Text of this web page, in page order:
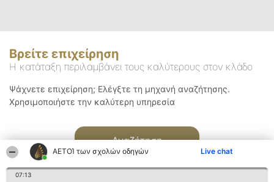
ΑΕΤΟΊ των σχολών οδηγών Live chat
07:13
Βρείτε επιχείρηση
Η κατάταξη περιλαμβάνει τους καλύτερους στον κλάδο
Ψάχνετε επιχείρηση; Ελέγξτε τη μηχανή αναζήτησης.
Χρησιμοποιήστε την καλύτερη υπηρεσία
Αναζήτηση